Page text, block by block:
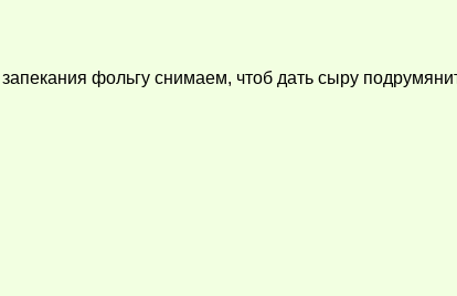
фольгу снимаем, чтоб дать сыру